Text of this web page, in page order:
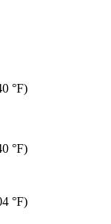
°F)
°F)
°F)